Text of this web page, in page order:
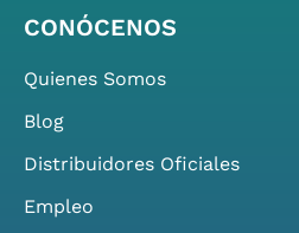
CONÓCENOS
Quienes Somos
Blog
Distribuidores Oficiales
Empleo